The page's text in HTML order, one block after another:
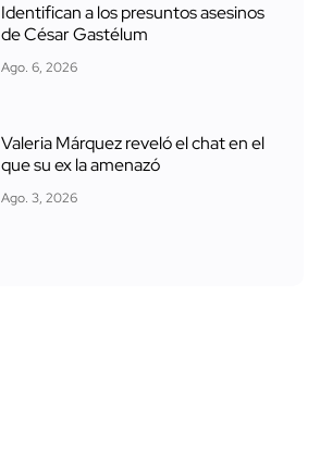
Identifican a los presuntos asesinos
de César Gastélum
Ago. 6, 2026
Valeria Márquez reveló el chat en el
que su ex la amenazó
Ago. 3, 2026